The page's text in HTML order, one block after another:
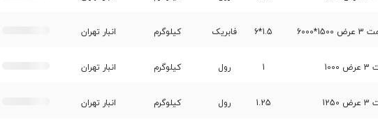
1.5*6 فابریک کیلوگرم انبار تهران
1 رول کیلوگرم انبار تهران
1.25 رول کیلوگرم انبار تهران